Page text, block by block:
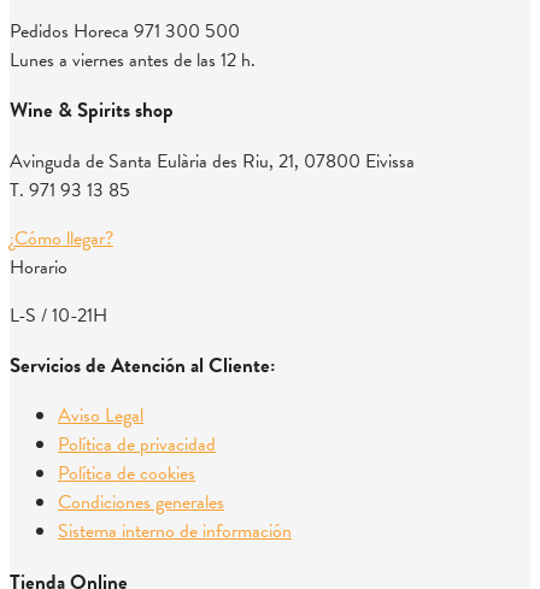
Pedidos Horeca 971 300 500
Lunes a viernes antes de las 12 h.
Wine & Spirits shop
Avinguda de Santa Eulària des Riu, 21, 07800 Eivissa
T. 971 93 13 85
¿Cómo llegar?
Horario
L-S / 10-21H
Servicios de Atención al Cliente:
Aviso Legal
Política de privacidad
Política de cookies
Condiciones generales
Sistema interno de información
Tienda Online